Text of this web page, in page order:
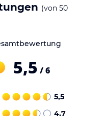
(von 50
5,5 / 6
5,5
4,7